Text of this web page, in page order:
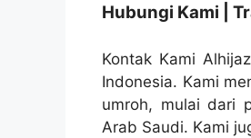
Hubungi Kami |
Kontak Kami
Indonesia. Kami
umroh, mulai dari
Arab Saudi. Kami